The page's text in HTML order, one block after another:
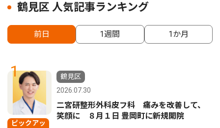
鶴見区 人気記事ランキング
前日 1週間 1か月
1
ピックアッ
鶴見区
2026.07.30
二宮研整形外科皮フ科 痛みを改善して、
笑顔に ８月１日 豊岡町に新規開院